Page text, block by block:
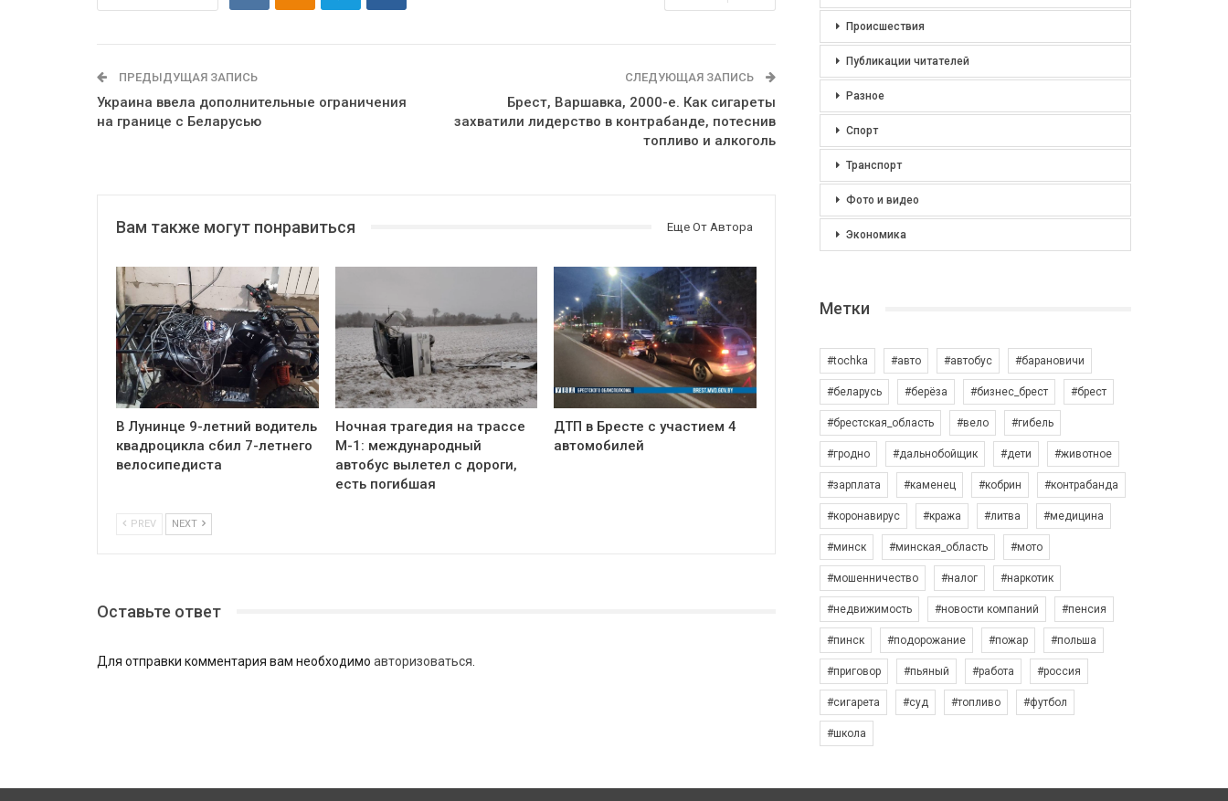
ПРЕДЫДУЩАЯ ЗАПИСЬ
Украина ввела дополнительные ограничения
на границе с Беларусью
СЛЕДУЮЩАЯ ЗАПИСЬ
Брест, Варшавка, 2000-е. Как сигареты
захватили лидерство в контрабанде, потеснив
топливо и алкоголь
Вам также могут понравиться Еще От Автора
В Лунинце 9-летний водитель
квадроцикла сбил 7-летнего
велосипедиста
Ночная трагедия на трассе
М-1: международный
автобус вылетел с дороги,
есть погибшая
ДТП в Бресте с участием 4
автомобилей
PREV NEXT
Оставьте ответ
Для отправки комментария вам необходимо авторизоваться
Происшествия
Публикации читателей
Разное
Спорт
Транспорт
Фото и видео
Экономика
Метки
#tochka #авто #автобус #барановичи
#беларусь #берёза #бизнес_брест #брест
#брестская_область #вело #гибель
#гродно #дальнобойщик #дети #животное
#зарплата #каменец #кобрин #контрабанда
#коронавирус #кража #литва #медицина
#минск #минская_область #мото
#мошенничество #налог #наркотик
#недвижимость #новости компаний #пенсия
#пинск #подорожание #пожар #польша
#приговор #пьяный #работа #россия
#сигарета #суд #топливо #футбол
#школа